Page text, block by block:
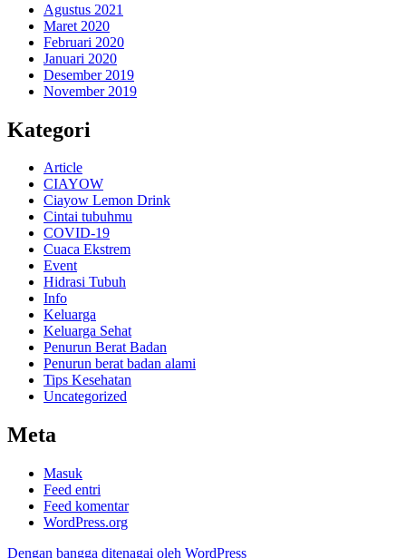
Agustus 2021
Maret 2020
Februari 2020
Januari 2020
Desember 2019
November 2019
Kategori
Article
CIAYOW
Ciayow Lemon Drink
Cintai tubuhmu
COVID-19
Cuaca Ekstrem
Event
Hidrasi Tubuh
Info
Keluarga
Keluarga Sehat
Penurun Berat Badan
Penurun berat badan alami
Tips Kesehatan
Uncategorized
Meta
Masuk
Feed entri
Feed komentar
WordPress.org
Dengan bangga ditenagai oleh WordPress